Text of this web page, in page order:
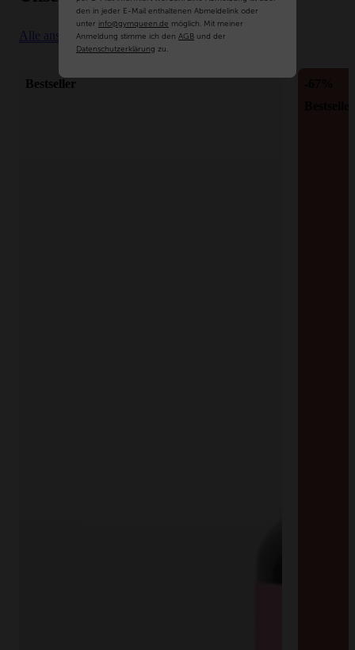
Alle anschauen
Bestseller
den in jeder E-Mail enthaltenen Abmeldelink oder
unter info@gymqueen.de möglich. Mit meiner
Anmeldung stimme ich den AGB und der
Datenschutzerklärung zu.